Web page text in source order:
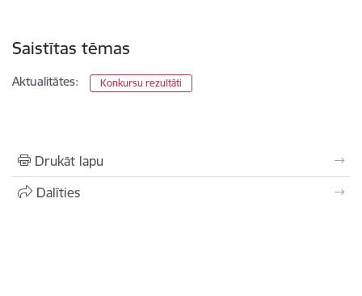
Saistītas tēmas
Aktualitātes: Konkursu rezultāti
Drukāt lapu
Dalīties